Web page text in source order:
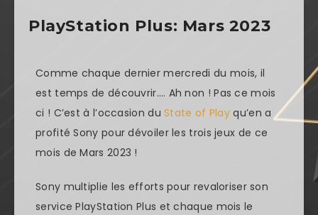
PlayStation Plus: Mars 2023
Comme chaque dernier mercredi du mois, il
est temps de découvrir…. Ah non ! Pas ce mois
ci ! C’est à l’occasion duState of Play qu’en a
profité Sony pour dévoiler les trois jeux de ce
mois de Mars 2023 !
Sony multiplie les efforts pour revaloriser son
service PlayStation Plus et chaque mois le